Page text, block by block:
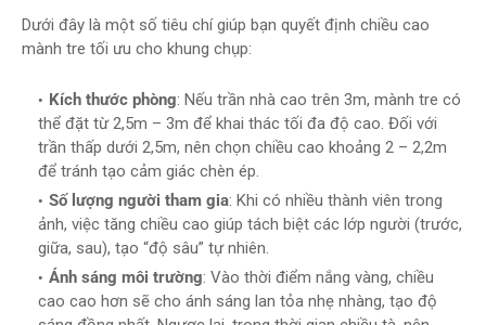
Dưới đây là một số tiêu chí giúp bạn quyết định chiều cao
mành tre tối ưu cho khung chụp:
Kích thước phòng: Nếu trần nhà cao trên 3m, mành tre có
thể đặt từ 2,5m – 3m để khai thác tối đa độ cao. Đối với
trần thấp dưới 2,5m, nên chọn chiều cao khoảng 2 – 2,2m
để tránh tạo cảm giác chèn ép.
Số lượng người tham gia: Khi có nhiều thành viên trong
ảnh, việc tăng chiều cao giúp tách biệt các lớp người (trước,
giữa, sau), tạo “độ sâu” tự nhiên.
Ánh sáng môi trường: Vào thời điểm nắng vàng, chiều
cao cao hơn sẽ cho ánh sáng lan tỏa nhẹ nhàng, tạo độ